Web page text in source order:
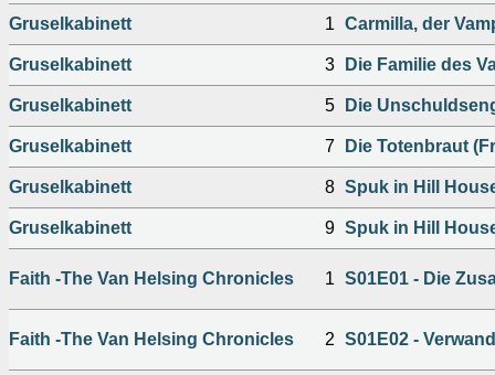
Gruselkabinett 1 Carmilla, der
Gruselkabinett 3 Die Familie des
Gruselkabinett 5 Die
Gruselkabinett 7 Die Totenbraut
Gruselkabinett 8 Spuk in Hill
Gruselkabinett 9 Spuk in Hill
Faith -The Van Helsing Chronicles 1 S01E01 - Die
Faith -The Van Helsing Chronicles 2 S01E02 -